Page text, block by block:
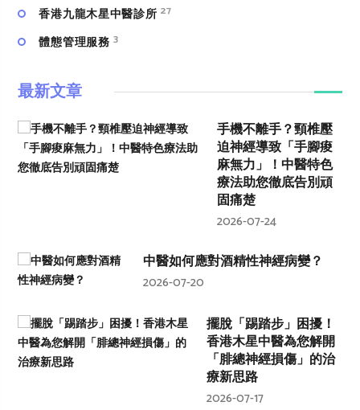
香港九龍木星中醫診所 27
體態管理服務 3
最新文章
手機不離手？頸椎壓
迫神經導致「手腳痠
麻無力」！中醫特色
療法助您徹底告別頑
固痛楚
2026-07-24
中醫如何應對酒精性神經病變？
2026-07-20
擺脫「踢踏步」困擾！
香港木星中醫為您解開
「腓總神經損傷」的治
療新思路
2026-07-17